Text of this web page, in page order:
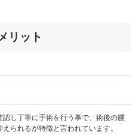
リット
し丁寧に手術を行う事で、術後の腫
られるが特徴と言われています。